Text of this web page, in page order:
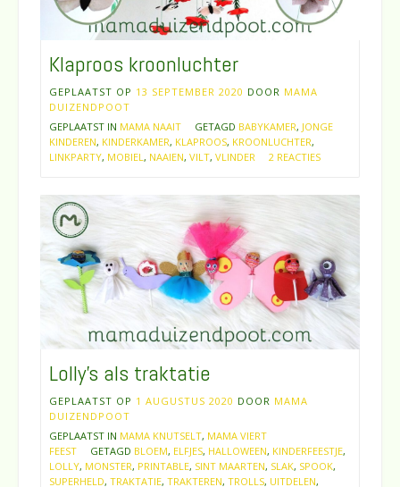
Klaproos kroonluchter
GEPLAATST OP 13 SEPTEMBER 2020 DOOR MAMA
DUIZENDPOOT
GEPLAATST IN MAMA NAAIT GETAGD BABYKAMER, JONGE
KINDEREN, KINDERKAMER, KLAPROOS, KROONLUCHTER,
LINKPARTY, MOBIEL, NAAIEN, VILT, VLINDER 2 REACTIES
Lolly’s als traktatie
GEPLAATST OP 1 AUGUSTUS 2020 DOOR MAMA
DUIZENDPOOT
GEPLAATST IN MAMA KNUTSELT, MAMA VIERT
FEEST
GETAGD BLOEM, ELFJES, HALLOWEEN, KINDERFEESTJE,
LOLLY, MONSTER, PRINTABLE, SINT MAARTEN, SLAK, SPOOK,
SUPERHELD, TRAKTATIE, TRAKTEREN, TROLLS, UITDELEN,